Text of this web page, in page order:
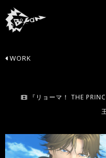
WORK
『リョーマ！ THE